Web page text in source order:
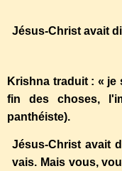
Jésus-Christ avait
Krishna traduit : « je
fin des choses,
panthéiste).
Jésus-Christ avait
vais. Mais vous,